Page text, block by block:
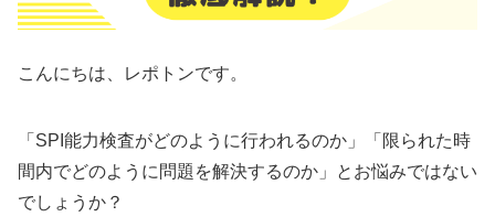
こんにちは、レポトンです。
「SPI能力検査がどのように行われるのか」「限られた時
間内でどのように問題を解決するのか」とお悩みではない
でしょうか？